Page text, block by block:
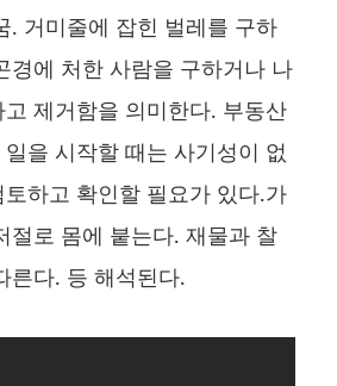
. 거미줄에 잡힌 벌레를 구하
경에 처한 사람을 구하거나 나
제거함을 의미한다. 부동산
을 시작할 때는 사기성이 없
하고 확인할 필요가 있다.가
절로 몸에 붙는다. 재물과 찰
른다. 등 해석된다.